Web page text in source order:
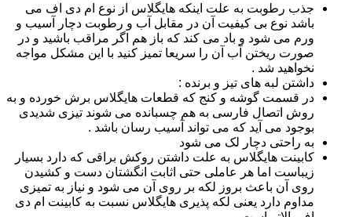
جذب رطوبت به علت اینکه هایگلاس از نوع ام دی اف می
باشد نوع بی کیفیت آن در مقابل آب و رطوبت دچار آسیب و
ورم می شود و باد می کند که باز هم اگر مراقب باشید و در
صورت ریختن آب آن را سریعا تمیز کنید با این مشکل مواجه
نخواهید شد .
داشتن لبه های تیز و برنده :
در قسمت گوشه و کنج که قطعات هایگلاس برش خورده و به
روش اتصال فارسی به هم چسبانده می شوند تیزی شدیدی
بوجود می آید که می تواند آسیب رسان باشد .
به راحتی دچار لک می شود
کابینت هایگلاس به علت داشتن روکش براقی که دارد بسیار
زیباست اما هر عاملی حتی اثابت انگشتان دست و کشیدن
روی آن باعث بروز لکه بر روی آن می شود و نیاز به تمیزی
مداوم دارد یعنی لکه پذیری هایگلاس نسبت به کابینت ام دی